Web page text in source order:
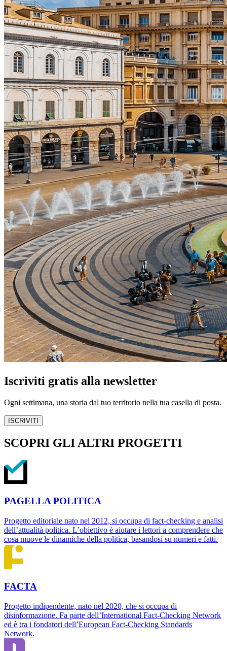
Iscriviti gratis alla newsletter
Ogni settimana, una storia dal tuo territorio nella tua casella di posta.
ISCRIVITI
SCOPRI GLI ALTRI PROGETTI
PAGELLA POLITICA
Progetto editoriale nato nel 2012, si occupa di fact-checking e analisi
dell’attualità politica. L’obiettivo è aiutare i lettori a comprendere che
cosa muove le dinamiche della politica, basandosi su numeri e fatti.
FACTA
Progetto indipendente, nato nel 2020, che si occupa di
disinformazione. Fa parte dell’International Fact-Checking Network
ed è tra i fondatori dell’European Fact-Checking Standards
Network.